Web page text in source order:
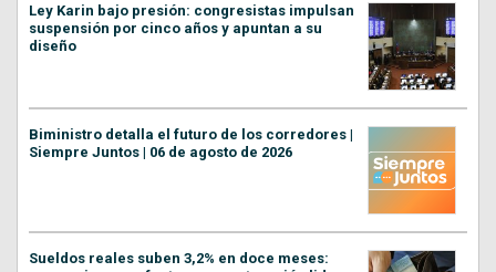
Ley Karin bajo presión: congresistas impulsan
suspensión por cinco años y apuntan a su
diseño
Biministro detalla el futuro de los corredores |
Siempre Juntos | 06 de agosto de 2026
Sueldos reales suben 3,2% en doce meses: